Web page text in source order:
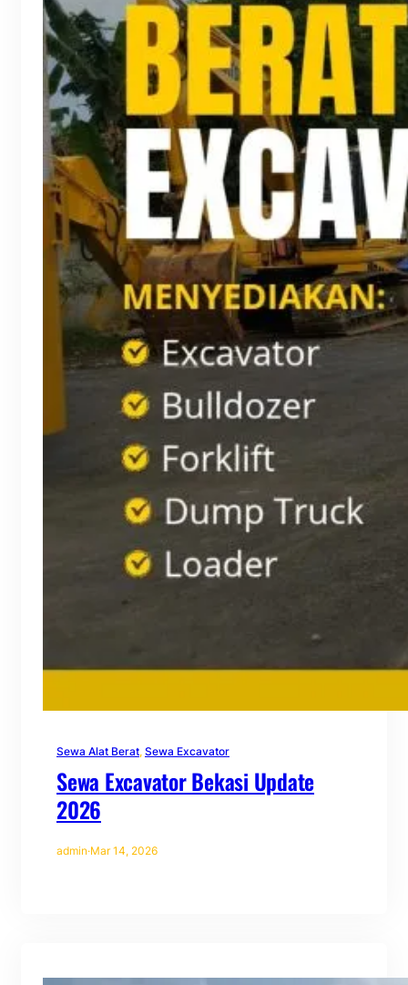
Sewa Alat Berat, Sewa Excavator
Sewa Excavator Bekasi Update
2026
admin·Mar 14, 2026